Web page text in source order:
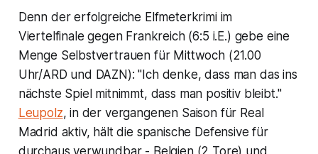
Denn der erfolgreiche Elfmeterkrimi im
Viertelfinale gegen Frankreich (6:5 i.E.) gebe eine
Menge Selbstvertrauen für Mittwoch (21.00
Uhr/ARD und DAZN): "Ich denke, dass man das ins
nächste Spiel mitnimmt, dass man positiv bleibt."
Leupolz, in der vergangenen Saison für Real
Madrid aktiv, hält die spanische Defensive für
durchaus verwundbar - Belgien (2 Tore) und